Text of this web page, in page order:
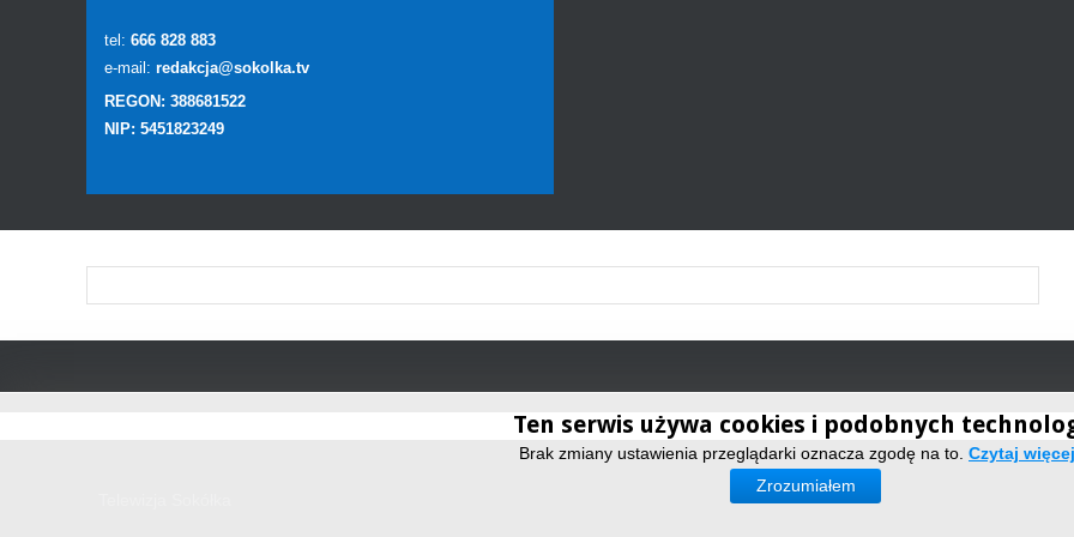
tel: 666 828 883
e-mail: redakcja@sokolka.tv
REGON: 388681522
NIP: 5451823249
Ten serwis używa cookies i podobnych
Brak zmiany ustawienia przeglądarki oznacza zgodę na to. Czytaj
Zrozumiałem